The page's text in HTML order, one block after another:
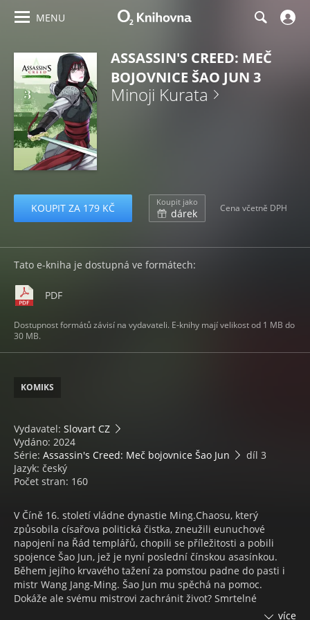
MENU
ASSASSIN'S CREED: MEČ
BOJOVNICE ŠAO JUN 3
Minoji Kurata
KOUPIT ZA 179 KČ Koupit jako
dárek Cena včetně DPH
Tato e-kniha je dostupná ve formátech:
PDF
Dostupnost formátů závisí na vydavateli. E-knihy mají velikost od 1 MB do
30 MB.
KOMIKS
Vydavatel: Slovart CZ
Vydáno: 2024
Série: Assassin's Creed: Meč bojovnice Šao Jun
díl 3
Jazyk: český
Počet stran: 160
V Číně 16. století vládne dynastie Ming.Chaosu, který
způsobila císařova politická čistka, zneužili eunuchové
napojení na Řád templářů, chopili se příležitosti a pobili
spojence Šao Jun, jež je nyní poslední čínskou asasínkou.
Během jejího krvavého tažení za pomstou padne do pasti i
mistr Wang Jang-Ming. Šao Jun mu spěchá na pomoc.
Dokáže ale svému mistrovi zachránit život? Smrtelné
nebezpečí číhá na každém kroku...Všechny tyto vzpomínkyvíce